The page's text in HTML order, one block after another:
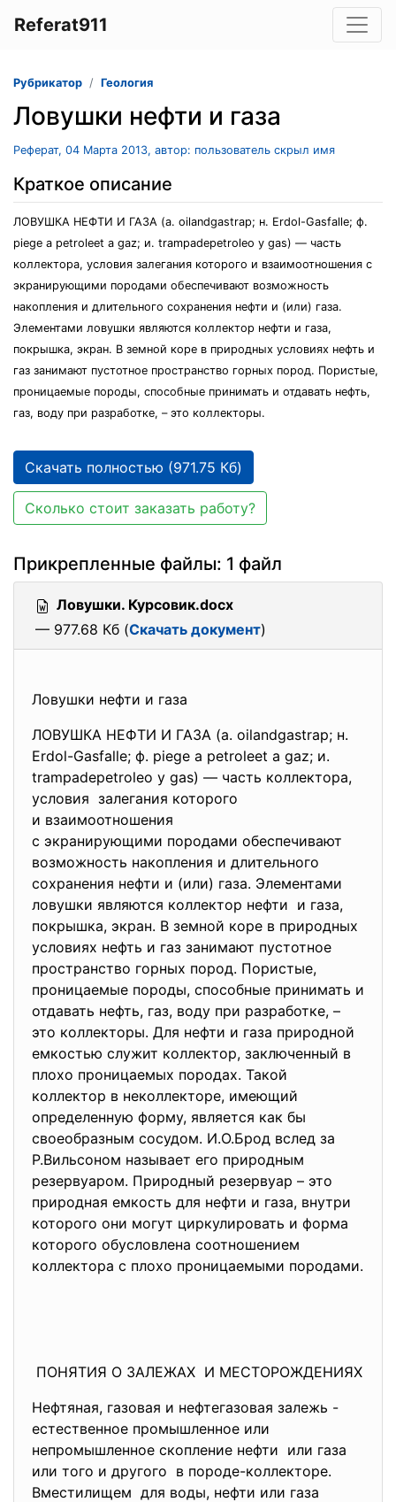
Referat911
Рубрикатор Геология
Ловушки нефти и газа
Реферат, 04 Марта 2013, автор: пользователь скрыл имя
Краткое описание
ЛОВУШКА НЕФТИ И ГАЗА (а. oilandgastrap; н. Erdol-Gasfalle; ф.
piege а petroleet а gaz; и. trampadepetroleo у gas) — часть
коллектора, условия залегания которого и взаимоотношения с
экранирующими породами обеспечивают возможность
накопления и длительного сохранения нефти и (или) газа.
Элементами ловушки являются коллектор нефти и газа,
покрышка, экран. В земной коре в природных условиях нефть и
газ занимают пустотное пространство горных пород. Пористые,
проницаемые породы, способные принимать и отдавать нефть,
газ, воду при разработке, – это коллекторы.
Скачать полностью (971.75 Кб)
Сколько стоит заказать работу?
Прикрепленные файлы: 1 файл
Ловушки. Курсовик.docx
— 977.68 Кб (Скачать документ)
Ловушки нефти и газа
ЛОВУШКА НЕФТИ И ГАЗА (а. oilandgastrap; н.
Erdol-Gasfalle; ф. piege а petroleet а gaz; и.
trampadepetroleo у gas) — часть коллектора,
условия залегания которого
и взаимоотношения
с экранирующими породами обеспечивают
возможность накопления и длительного
сохранения нефти и (или) газа. Элементами
ловушки являются коллектор нефти и газа,
покрышка, экран. В земной коре в природных
условиях нефть и газ занимают пустотное
пространство горных пород. Пористые,
проницаемые породы, способные принимать и
отдавать нефть, газ, воду при разработке, –
это коллекторы. Для нефти и газа природной
емкостью служит коллектор, заключенный в
плохо проницаемых породах. Такой
коллектор в неколлекторе, имеющий
определенную форму, является как бы
своеобразным сосудом. И.О.Брод вслед за
Р.Вильсоном называет его природным
резервуаром. Природный резервуар – это
природная емкость для нефти и газа, внутри
которого они могут циркулировать и форма
которого обусловлена соотношением
коллектора с плохо проницаемыми породами.
ПОНЯТИЯ О ЗАЛЕЖАХ И МЕСТОРОЖДЕНИЯХ
Нефтяная, газовая и нефтегазовая залежь -
естественное промышленное или
непромышленное скопление нефти или газа
или того и другого в породе-коллекторе.
Вместилищем для воды, нефти или газа